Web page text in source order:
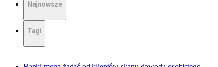
Najnowsze
Tagi